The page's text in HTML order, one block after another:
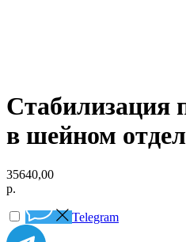
Стабилизация
в шейном
35640,00
р.
Telegram